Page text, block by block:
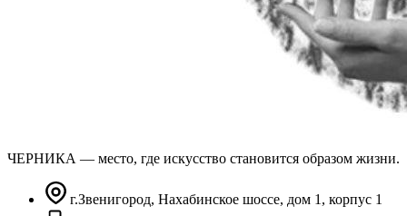
ЧЕРНИКА — место, где искусство становится образом жизни.
г.Звенигород, Нахабинское шоссе, дом 1, корпус 1